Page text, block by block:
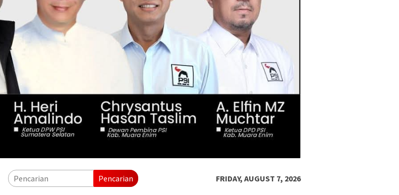
Pencarian FRIDAY, AUGUST 7, 2026